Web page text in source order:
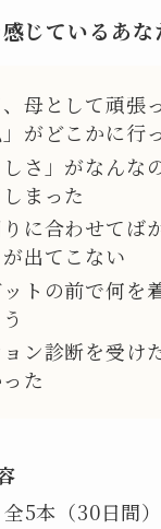
じているあな
母として頑張
がどこかに行
しさ」がなんな
まった
に合わせてば
が出てこない
トの前で何を
ン診断を受け
た
5本（30日間）